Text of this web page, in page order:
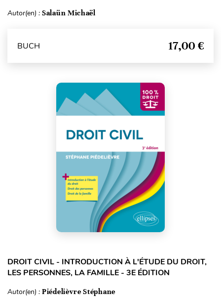
Autor(en) : Salaün Michaël
BUCH 17,00 €
DROIT CIVIL - INTRODUCTION À L'ÉTUDE DU DROIT,
LES PERSONNES, LA FAMILLE - 3E ÉDITION
Autor(en) : Piédelièvre Stéphane